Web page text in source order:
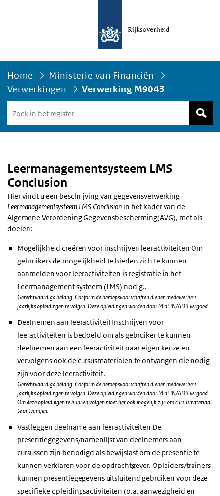
Home
Ministerie van Financiën
Verwerkingen
Verwerking M9043
in
het
Leermanagementsysteem LMS
Conclusion
Hier vindt u een beschrijving van gegevensverwerking
Leermanagementsysteem LMS Conclusion in het kader van de
Algemene Verordening Gegevensbescherming(AVG), met als
doelen:
Mogelijkheid creëren voor inschrijven leeractiviteiten Om
gebruikers de mogelijkheid te bieden zich te kunnen
aanmelden voor leeractiviteiten is registratie in het
Leermanagement systeem (LMS) nodig..
Gerechtvaardigd belang. Conform de beroepsvoorschriften dienen medewerkers
jaarlijks opleidingen te volgen. Deze opleidingen worden door MinFIN/ADR vergoed.
Deelnemen aan leeractiviteit Inschrijven voor
leeractiviteiten is bedoeld om als gebruiker te kunnen
deelnemen aan een leeractiviteit naar eigen keuze en
vervolgens ook de cursusmaterialen te ontvangen die nodig
zijn voor deze leeractiviteit.
Gerechtvaardigd belang. Conform de beroepsvoorschriften dienen medewerkers
jaarlijks opleidingen te volgen. Deze opleidingen worden door MinFIN/ADR vergoed.
Om deze opleidingen te kunnen volgen moet het ook mogelijk zijn om cursusmateriaal
te ontvangen.
Vastleggen deelname aan leeractiviteiten De
presentiegegevens/namenlijst van deelnemers aan
cursussen zijn benodigd als bewijslast om de presentie te
kunnen verklaren voor de opdrachtgever. Opleiders/trainers
kunnen presentiegegevens uitsluitend gebruiken voor deze
specifieke opleidingsactiviteiten (o.a. aanwezigheid en